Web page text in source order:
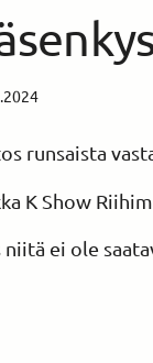
runsaista
K Show
niitä ei ole